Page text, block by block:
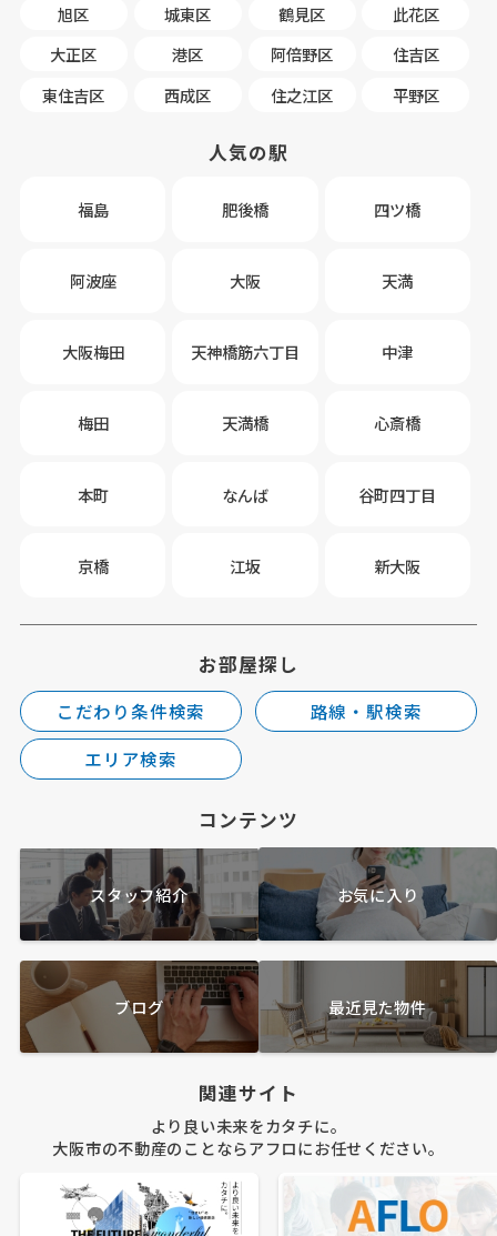
旭区
城東区 鶴見区
此花区
大正区
港区 阿倍野区
住吉区
東住吉区
西成区 住之江区 平野区
人気の駅
福島 肥後橋 四ツ橋
阿波座 大阪 天満
大阪梅田 天神橋筋六丁目 中津
梅田 天満橋 心斎橋
本町 なんば 谷町四丁目
京橋 江坂 新大阪
お部屋探し
こだわり条件検索
路線・駅検索
エリア検索
コンテンツ
スタッフ紹介 お気に入り
ブログ 最近見た物件
関連サイト
より良い未来をカタチに。
大阪市の不動産のことならアフロにお任せください。